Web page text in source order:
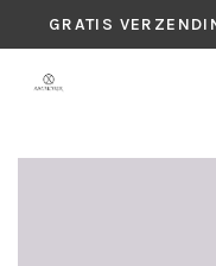
GRATIS